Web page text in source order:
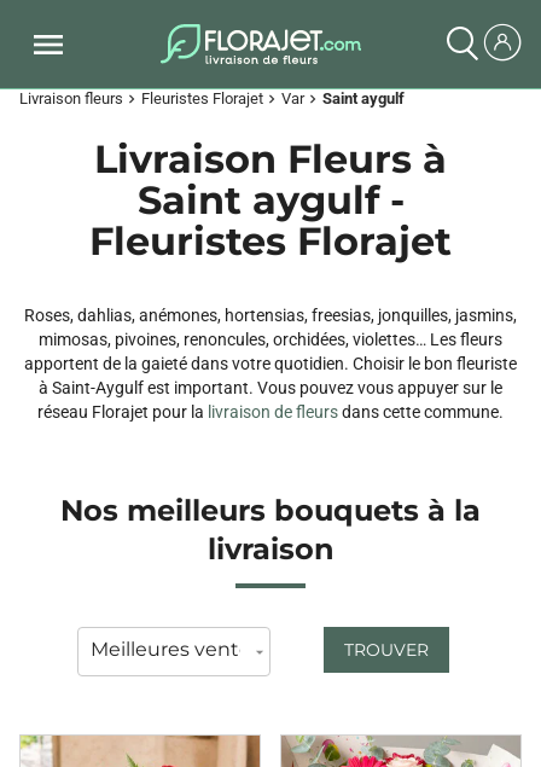
Livraison fleurs chevron_right Fleuristes Florajet chevron_right Varchevron_right Saint aygulf
Livraison Fleurs à
Saint aygulf -
Fleuristes Florajet
Roses, dahlias, anémones, hortensias, freesias, jonquilles, jasmins,
mimosas, pivoines, renoncules, orchidées, violettes… Les fleurs
apportent de la gaieté dans votre quotidien. Choisir le bon fleuriste
à Saint-Aygulf est important. Vous pouvez vous appuyer sur le
réseau Florajet pour la livraison de fleursdans cette commune.
Nos meilleurs bouquets à la
livraison
TROUVER